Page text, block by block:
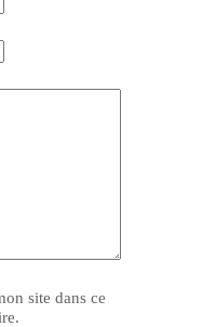
site dans ce